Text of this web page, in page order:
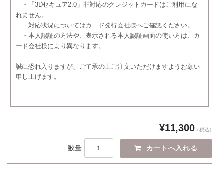
・「3Dセキュア2.0」非対応のクレジットカードはご利用にな
れません。
・対応状況についてはカード発行会社様へご確認ください。
・本人認証の方法や、表示される本人認証画面の使い方は、カ
ード会社様により異なります。
誠に恐れ入りますが、ご了承の上ご注文いただけますようお願い
申し上げます。
¥11,300 （税込）
数量